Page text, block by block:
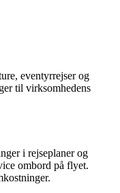
eventyrrejser og
til virksomhedens
i rejseplaner og
ombord på flyet.